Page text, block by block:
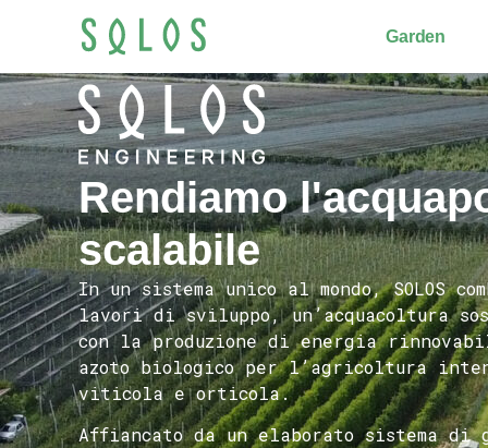
Garden
Rendiamo
scalabile
In un sistema unico al mondo, SOLOS
lavori di sviluppo, un’acquacoltura
con la produzione di energia
azoto biologico per l’agricoltura
viticola e orticola.
Affiancato da un elaborato sistema di